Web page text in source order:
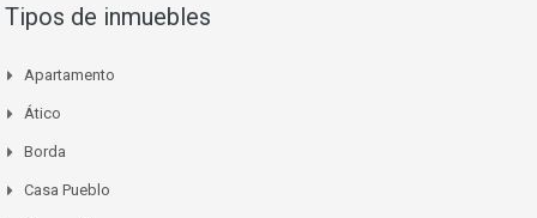
Tipos de inmuebles
Apartamento
Ático
Borda
Casa Pueblo